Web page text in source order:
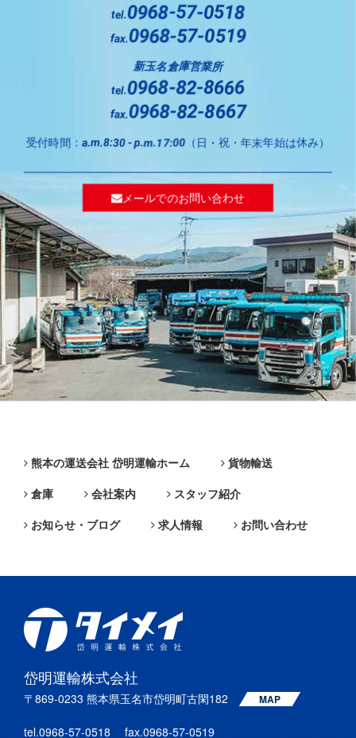
tel.0968-57-0518
fax.0968-57-0519
新玉名倉庫営業所
tel.0968-82-8666
fax.0968-82-8667
受付時間： a.m.8:30 - p.m.17:00 （日・祝・年末年始は休み）
メールでのお問い合わせ
熊本の運送会社 岱明運輸ホーム
貨物輸送
倉庫
会社案内
スタッフ紹介
お知らせ・ブログ
求人情報 お問い合わせ
岱明運輸株式会社
〒869-0233 熊本県玉名市岱明町古閑182 MAP
tel.0968-57-0518 fax.0968-57-0519